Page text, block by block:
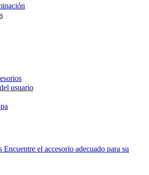
usuario
Encuentre el accesorio adecuado para su